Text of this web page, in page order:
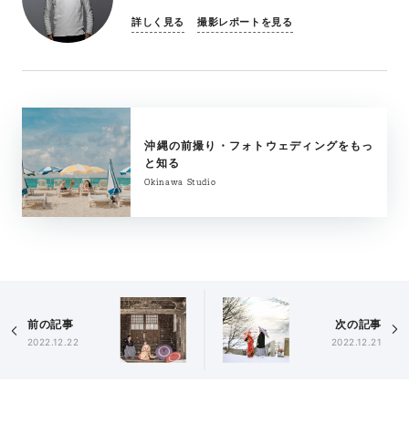
詳しく見る 撮影レポートを見る
沖縄の前撮り・フォトウェディングをもっ
と知る
Okinawa Studio
前の記事
2022.12.22
次の記事
2022.12.21